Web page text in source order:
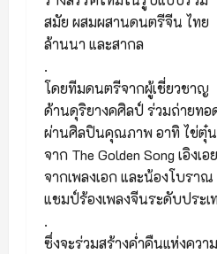
สมัย ผสมผสานดนตรีจีน ไทย
ล้านนา และสากล
.
โดยทีมดนตรีจากผู้เชี่ยวชาญ
ด้านดุริยางคศิลป์ ร่วมถ่ายทอ
ผ่านศิลปินคุณภาพ อาทิ ไข่ตุ๋น
จาก The Golden Song เอิงเอย
จากเพลงเอก และน้องโบราณ
แชมป์ร้องเพลงจีนระดับประเ
.
ซึ่งจะร่วมสร้างค่ำคืนแห่งความ